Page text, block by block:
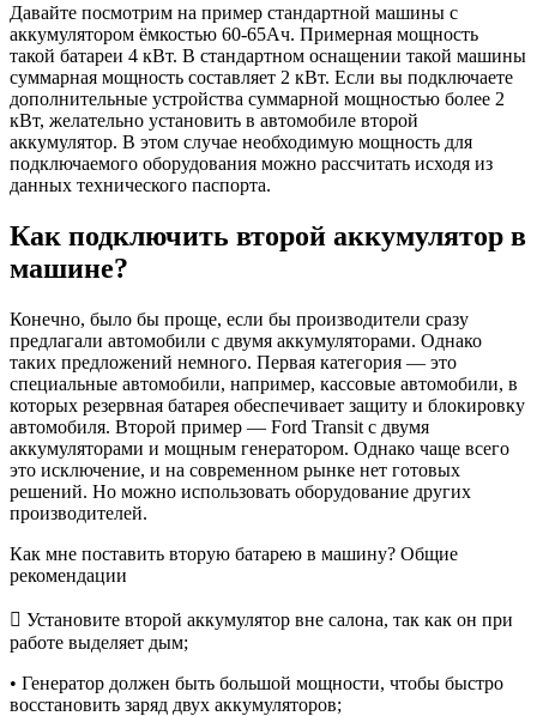
Давайте посмотрим на пример стандартной машины с
аккумулятором ёмкостью 60-65Ач. Примерная мощность
такой батареи 4 кВт. В стандартном оснащении такой машины
суммарная мощность составляет 2 кВт. Если вы подключаете
дополнительные устройства суммарной мощностью более 2
кВт, желательно установить в автомобиле второй
аккумулятор. В этом случае необходимую мощность для
подключаемого оборудования можно рассчитать исходя из
данных технического паспорта.
Как подключить второй аккумулятор в
машине?
Конечно, было бы проще, если бы производители сразу
предлагали автомобили с двумя аккумуляторами. Однако
таких предложений немного. Первая категория — это
специальные автомобили, например, кассовые автомобили, в
которых резервная батарея обеспечивает защиту и блокировку
автомобиля. Второй пример — Ford Transit с двумя
аккумуляторами и мощным генератором. Однако чаще всего
это исключение, и на современном рынке нет готовых
решений. Но можно использовать оборудование других
производителей.
Как мне поставить вторую батарею в машину? Общие
рекомендации
 Установите второй аккумулятор вне салона, так как он при
работе выделяет дым;
• Генератор должен быть большой мощности, чтобы быстро
восстановить заряд двух аккумуляторов;